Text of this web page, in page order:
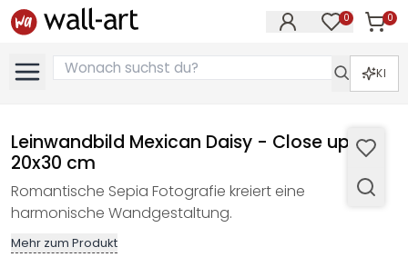
0 0
KI
Leinwandbild Mexican Daisy - Close up -
20x30 cm
Romantische Sepia Fotografie kreiert eine
harmonische Wandgestaltung.
Mehr zum Produkt